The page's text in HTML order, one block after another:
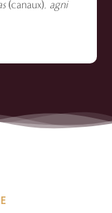
(canaux), agni